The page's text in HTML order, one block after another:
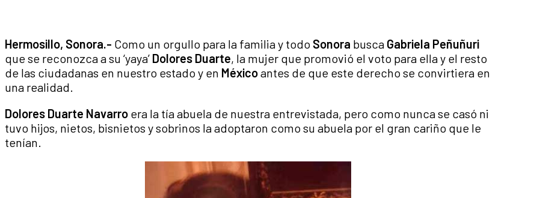
Hermosillo, Sonora.- Como un orgullo para la familia y todo Sonora busca Gabriela Peñuñuri
que se reconozca a su ‘yaya’ Dolores Duarte, la mujer que promovió el voto para ella y el resto
de las ciudadanas en nuestro estado y en Méxicoantes de que este derecho se convirtiera en
una realidad.
Dolores Duarte Navarro era la tía abuela de nuestra entrevistada, pero como nunca se casó ni
tuvo hijos, nietos, bisnietos y sobrinos la adoptaron como su abuela por el gran cariño que le
tenían.